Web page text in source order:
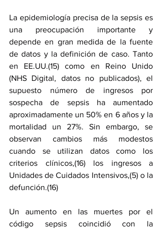
La epidemiología precisa de la sepsis es
una preocupación importante y
depende en gran medida de la fuente
de datos y la definición de caso. Tanto
en EE.UU.(15) como en Reino Unido
(NHS Digital, datos no publicados), el
supuesto número de ingresos por
sospecha de sepsis ha aumentado
aproximadamente un 50% en 6 años y la
mortalidad un 27%. Sin embargo, se
observan cambios más modestos
cuando se utilizan datos como los
criterios clínicos,(16) los ingresos a
Unidades de Cuidados Intensivos,(5) o la
defunción.(16)
Un aumento en las muertes por el
código sepsis coincidió con la